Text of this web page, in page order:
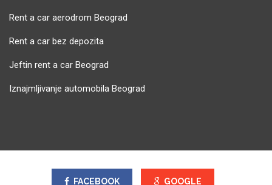
Rent a car aerodrom Beograd
Rent a car bez depozita
Jeftin rent a car Beograd
Iznajmljivanje automobila Beograd
FACEBOOK GOOGLE